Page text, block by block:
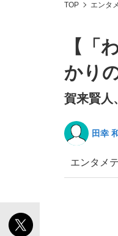
「
キ
TOP エンタメ
【「
かり
賀来賢人
田幸
エンタメ